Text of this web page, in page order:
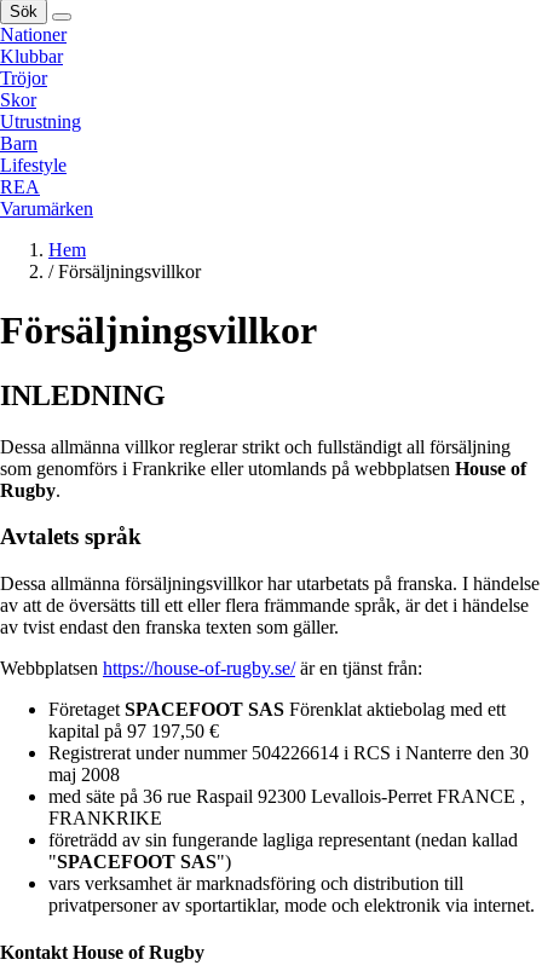
Sök
Nationer
Klubbar
Tröjor
Skor
Utrustning
Barn
Lifestyle
REA
Varumärken
Hem
/ Försäljningsvillkor
Försäljningsvillkor
INLEDNING
Dessa allmänna villkor reglerar strikt och fullständigt all försäljning
som genomförs i Frankrike eller utomlands på webbplatsen House of
Rugby.
Avtalets språk
Dessa allmänna försäljningsvillkor har utarbetats på franska. I händelse
av att de översätts till ett eller flera främmande språk, är det i händelse
av tvist endast den franska texten som gäller.
Webbplatsen https://house-of-rugby.se/är en tjänst från:
Företaget SPACEFOOT SAS Förenklat aktiebolag med ett
kapital på 97 197,50 €
Registrerat under nummer 504226614 i RCS i Nanterre den 30
maj 2008
med säte på 36 rue Raspail 92300 Levallois-Perret FRANCE ,
FRANKRIKE
företrädd av sin fungerande lagliga representant (nedan kallad
"SPACEFOOT SAS")
vars verksamhet är marknadsföring och distribution till
privatpersoner av sportartiklar, mode och elektronik via internet.
KontaktHouse of Rugby